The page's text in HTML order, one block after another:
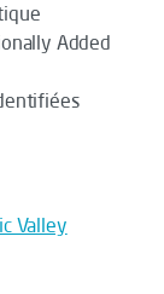
Added
Valley